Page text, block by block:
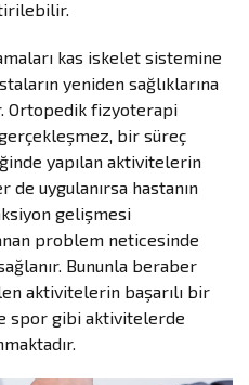
kas iskelet sistemine
yeniden sağlıklarına
Ortopedik fizyoterapi
bir süreç
yapılan aktivitelerin
de uygulanırsa hastanın
gelişmesi
problem neticesinde
Bununla beraber
aktivitelerin başarılı bir
spor gibi aktivitelerde